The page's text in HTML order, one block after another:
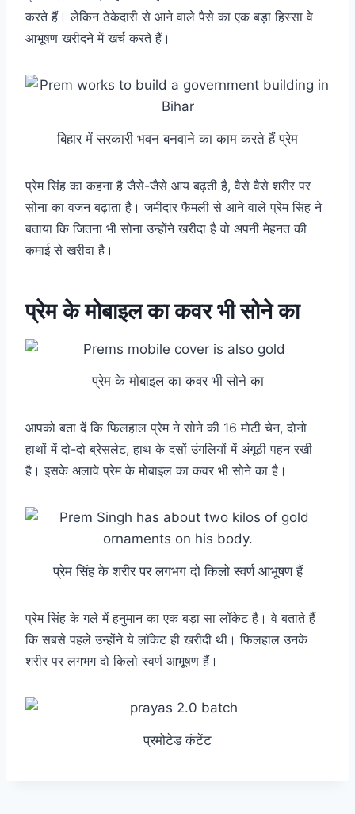
करते हैं। लेकिन ठेकेदारी से आने वाले पैसे का एक बड़ा हिस्सा वे
आभूषण खरीदने में खर्च करते हैं।
बिहार में सरकारी भवन बनवाने का काम करते हैं प्रेम
प्रेम सिंह का कहना है जैसे-जैसे आय बढ़ती है, वैसे वैसे शरीर पर
सोना का वजन बढ़ाता है। जमींदार फैमली से आने वाले प्रेम सिंह ने
बताया कि जितना भी सोना उन्होंने खरीदा है वो अपनी मेहनत की
कमाई से खरीदा है।
प्रेम के मोबाइल का कवर भी सोने का
प्रेम के मोबाइल का कवर भी सोने का
आपको बता दें कि फिलहाल प्रेम ने सोने की 16 मोटी चेन, दोनो
हाथों में दो-दो ब्रेसलेट, हाथ के दसों उंगलियों में अंगूठी पहन रखी
है। इसके अलावे प्रेम के मोबाइल का कवर भी सोने का है।
प्रेम सिंह के शरीर पर लगभग दो किलो स्वर्ण आभूषण हैं
प्रेम सिंह के गले में हनुमान का एक बड़ा सा लॉकेट है। वे बताते हैं
कि सबसे पहले उन्होंने ये लॉकेट ही खरीदी थी। फिलहाल उनके
शरीर पर लगभग दो किलो स्वर्ण आभूषण हैं।
प्रमोटेड कंटेंट